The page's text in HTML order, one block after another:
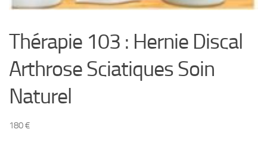
Thérapie 103 : Hernie Discal
Arthrose Sciatiques Soin
Naturel
180€